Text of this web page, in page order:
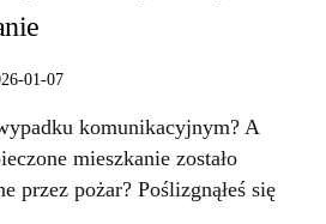
01-07
komunikacyjnym? A
mieszkanie zostało
przez pożar? Poślizgnąłeś się